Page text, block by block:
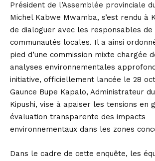
Président de l’Assemblée provinciale
Michel Kabwe Mwamba, s’est rendu à
de dialoguer avec les responsables de
communautés locales. Il a ainsi
pied d’une commission mixte chargée
analyses environnementales
initiative, officiellement lancée le 28
Gaunce Bupe Kapalo, Administrateur
Kipushi, vise à apaiser les tensions en
évaluation transparente des impacts
environnementaux dans les zones
Dans le cadre de cette enquête, les